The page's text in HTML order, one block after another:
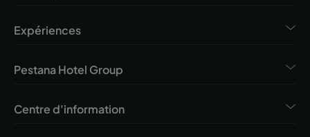
Expériences
Pestana Hotel Group
Centre d'information